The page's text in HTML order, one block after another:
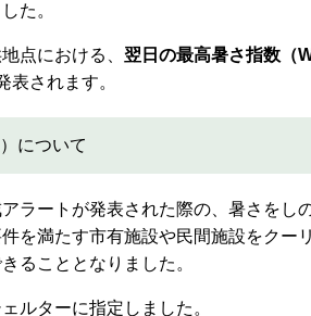
た。
点における、 翌日の最高暑さ指数（
表されます。
について
ラートが発表された際の、暑さをし
を満たす市有施設や民間施設をクー
ることとなりました。
ルターに指定しました。